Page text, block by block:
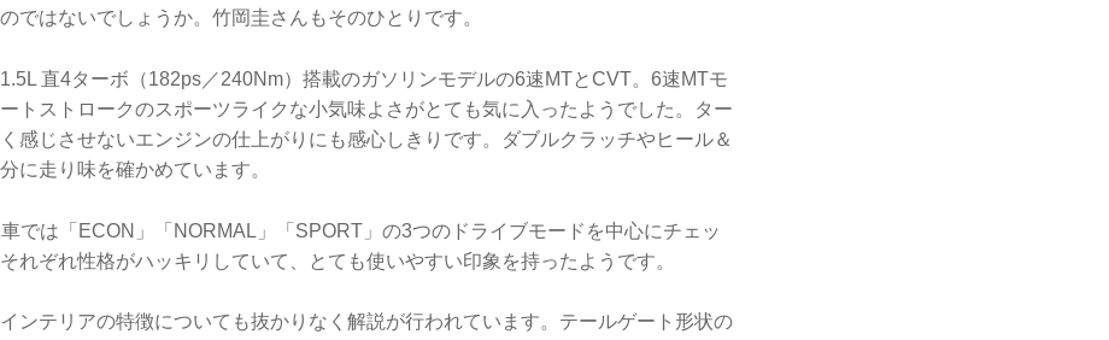
ではないでしょうか。竹岡圭さんもそのひとりです。
直4ターボ（182ps／240Nm）搭載のガソリンモデルの6速MTとCVT。6速MTモ
トストロークのスポーツライクな小気味よさがとても気に入ったようでした。ター
感じさせないエンジンの仕上がりにも感心しきりです。ダブルクラッチやヒール＆
に走り味を確かめています。
では「ECON」「NORMAL」「SPORT」の3つのドライブモードを中心にチェッ
れぞれ性格がハッキリしていて、とても使いやすい印象を持ったようです。
ンテリアの特徴についても抜かりなく解説が行われています。テールゲート形状の